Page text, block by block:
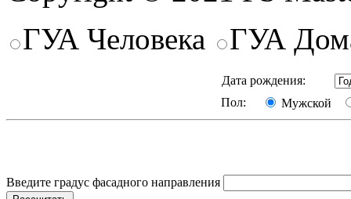
ГУА Человека
ГУА
Дата рождения:
Пол:
Мужской
Введите градус фасадного направления